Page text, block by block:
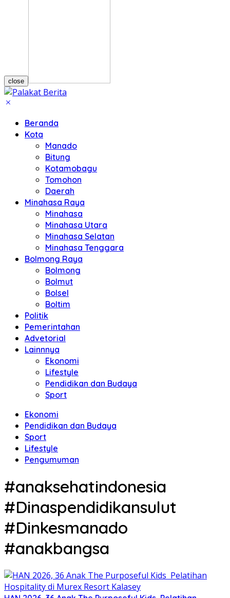
close
Beranda
Kota
Manado
Bitung
Kotamobagu
Tomohon
Daerah
Minahasa Raya
Minahasa
Minahasa Utara
Minahasa Selatan
Minahasa Tenggara
Bolmong Raya
Bolmong
Bolmut
Bolsel
Boltim
Politik
Pemerintahan
Advetorial
Lainnnya
Ekonomi
Lifestyle
Pendidikan dan Budaya
Sport
Ekonomi
Pendidikan dan Budaya
Sport
Lifestyle
Pengumuman
#anaksehatindonesia
#Dinaspendidikansulut
#Dinkesmanado
#anakbangsa